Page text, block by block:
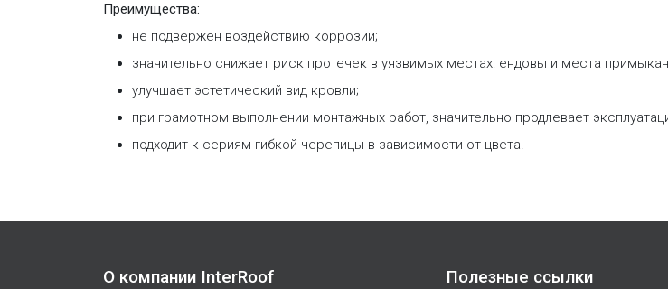
Преимущества:
не подвержен воздействию коррозии;
значительно снижает риск протечек в уязвимых местах: ендовы и места
улучшает эстетический вид кровли;
при грамотном выполнении монтажных работ, значительно продлевает
подходит к сериям гибкой черепицы в зависимости от цвета.
О компании InterRoof Полезные ссылки